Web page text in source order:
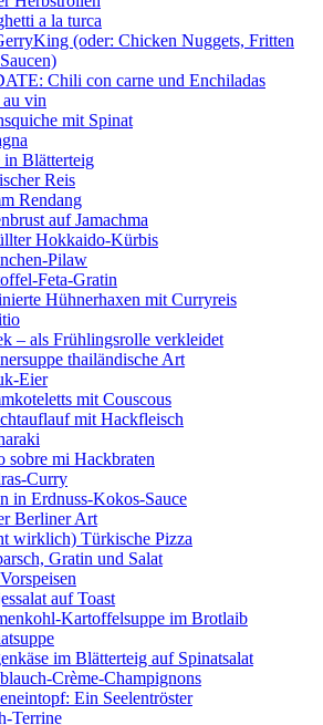
a la turca
(oder: Chicken Nuggets, Fritten
Chili con carne und Enchiladas
vin
mit Spinat
in Blätterteig
Reis
Rendang
auf Jamachma
Hokkaido-Kürbis
Pilaw
Feta-Gratin
Hühnerhaxen mit Curryreis
– als Frühlingsrolle verkleidet
thailändische Art
Eier
mit Couscous
mit Hackfleisch
sobre mi Hackbraten
Curry
in Erdnuss-Kokos-Sauce
Berliner Art
wirklich) Türkische Pizza
Gratin und Salat
auf Toast
Kartoffelsuppe im Brotlaib
im Blätterteig auf Spinatsalat
Crème-Champignons
Ein Seelentröster
Terrine